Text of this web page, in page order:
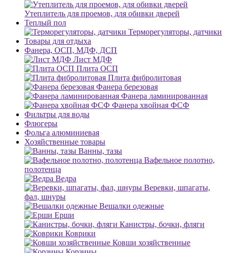
Утеплитель для проемов, для обивки дверей
Теплый пол
Терморегуляторы, датчики
Товары для отдыха
Фанера, ОСП, МДФ, ДСП
Лист МДФ
Плита ОСП
Плита фибролитовая
Фанера березовая
Фанера ламинированная
Фанера хвойная ФСФ
Фильтры для воды
Флюгеры
Фольга алюминиевая
Хозяйственные товары
Ванны, тазы
Вафельное полотно,
полотенца
Ведра
Веревки, шпагаты,
фал, шнуры
Вешалки одежные
Ерши
Канистры, бочки, фляги
Коврики
Ковши хозяйственные